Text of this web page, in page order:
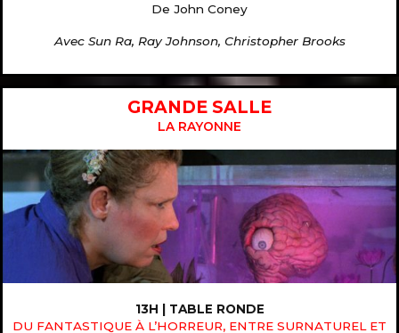
De John Coney
Avec Sun Ra, Ray Johnson, Christopher Brooks
GRANDE SALLE
LA RAYONNE
13H | TABLE RONDE
DU FANTASTIQUE À L’HORREUR, ENTRE SURNATUREL ET